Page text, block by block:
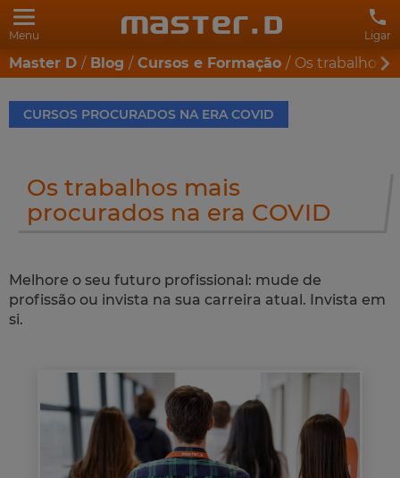
Menu Ligar
Master D Blog Cursos e Formação Os trabalhos
CURSOS PROCURADOS NA ERA COVID
Os trabalhos mais
procurados na era COVID
Melhore o seu futuro profissional: mude de
profissão ou invista na sua carreira atual. Invista em
si.